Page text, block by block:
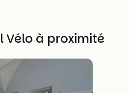
Vélo à proximité